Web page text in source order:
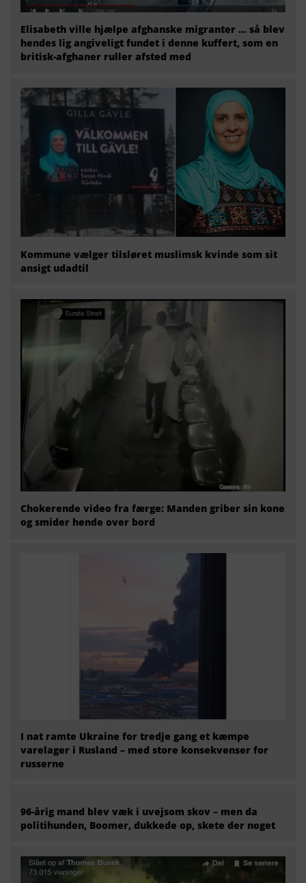
Elisabeth ville hjælpe afghanske migranter … så blev
hendes lig angiveligt fundet i denne kuffert, som en
britisk-afghaner ruller afsted med
Kommune vælger tilsløret muslimsk kvinde som sit
ansigt udadtil
Chokerende video fra færge: Manden griber sin kone
og smider hende over bord
I nat ramte Ukraine for tredje gang et kæmpe
varelager i Rusland – med store konsekvenser for
russerne
96-årig mand blev væk i uvejsom skov – men da
politihunden, Boomer, dukkede op, skete der noget